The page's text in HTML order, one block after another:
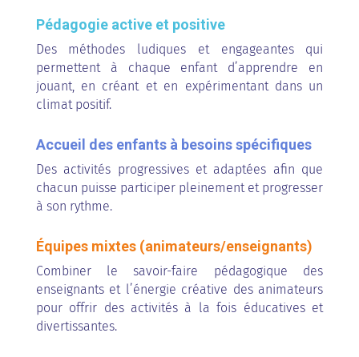
Pédagogie active et positive
Des méthodes ludiques et engageantes qui
permettent à chaque enfant d’apprendre en
jouant, en créant et en expérimentant dans un
climat positif.
Accueil des enfants à besoins spécifiques
Des activités progressives et adaptées afin que
chacun puisse participer pleinement et progresser
à son rythme.
Équipes mixtes (animateurs/enseignants)
Combiner le savoir-faire pédagogique des
enseignants et l’énergie créative des animateurs
pour offrir des activités à la fois éducatives et
divertissantes.